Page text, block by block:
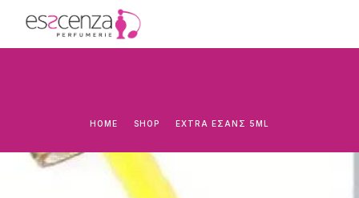
HOME SHOP EXTRA ΕΣΑΝΣ 5ML